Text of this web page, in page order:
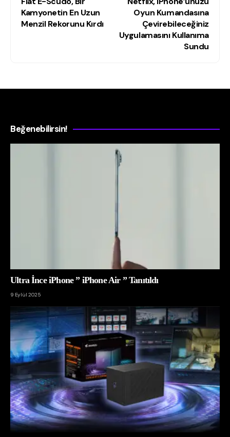
Kamyonetin En Uzun
Menzil Rekorunu Kırdı
Oyun Kumandasına
Çevirebileceğiniz
Uygulamasını Kullanıma
Sundu
Beğenebilirsin!
Ultra İnce iPhone ” iPhone Air ” Tanıtıldı
9 Eylül 2025